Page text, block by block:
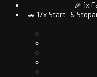
🎉 1x
🚗 17x Start- &